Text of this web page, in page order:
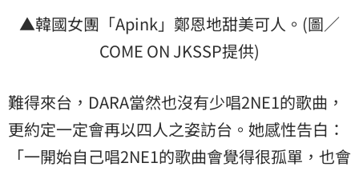
▲韓國女團「Apink」鄭恩地甜美可人。(圖／
COME ON JKSSP提供)
難得來台，DARA當然也沒有少唱2NE1的歌曲，
更約定一定會再以四人之姿訪台。她感性告白：
「一開始自己唱2NE1的歌曲會覺得很孤單，也會